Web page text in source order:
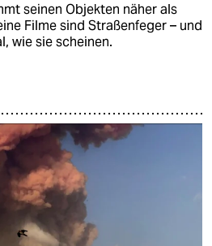
seinen Objekten näher als
Filme sind Straßenfeger – und
wie sie scheinen.